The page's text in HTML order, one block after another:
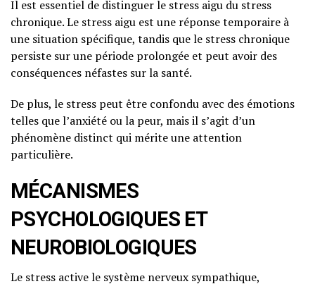
Il est essentiel de distinguer le stress aigu du stress
chronique. Le stress aigu est une réponse temporaire à
une situation spécifique, tandis que le stress chronique
persiste sur une période prolongée et peut avoir des
conséquences néfastes sur la santé.
De plus, le stress peut être confondu avec des émotions
telles que l’anxiété ou la peur, mais il s’agit d’un
phénomène distinct qui mérite une attention
particulière.
MÉCANISMES
PSYCHOLOGIQUES ET
NEUROBIOLOGIQUES
Le stress active le système nerveux sympathique,